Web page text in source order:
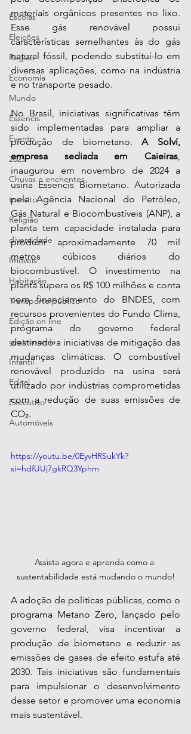
Escolas
Eleições
Região
Economia
Mundo
Essencis
Evento
2025
Chuvas e enchentes
transito
Religião
diversidade
Imóveis
Habitação
Transporte público
Edição on line
gastronomia
Infantil
Edital
Executivo
Automóveis
materiais orgânicos presentes no lixo.
Esse gás renovável possui
características semelhantes às do gás
natural fóssil, podendo substituí-lo em
diversas aplicações, como na indústria
e no transporte pesado.
No Brasil, iniciativas significativas têm
sido implementadas para ampliar a
produção de biometano. A Solví,
empresa sediada em Caieiras,
inaugurou em novembro de 2024 a
usina Essencis Biometano. Autorizada
pela Agência Nacional do Petróleo,
Gás Natural e Biocombustíveis (ANP), a
planta tem capacidade instalada para
produzir aproximadamente 70 mil
metros cúbicos diários do
biocombustível. O investimento na
planta supera os R$ 100 milhões e conta
com financiamento do BNDES, com
recursos provenientes do Fundo Clima,
programa do governo federal
destinado a iniciativas de mitigação das
mudanças climáticas. O combustível
renovável produzido na usina será
utilizado por indústrias comprometidas
com a redução de suas emissões de
CO₂.
https://youtu.be/0EyvHRSukYk?
si=hdfUUj7gkRQ3Yphm
Assista agora e aprenda como a
sustentabilidade está mudando o mundo!
A adoção de políticas públicas, como o
programa Metano Zero, lançado pelo
governo federal, visa incentivar a
produção de biometano e reduzir as
emissões de gases de efeito estufa até
2030. Tais iniciativas são fundamentais
para impulsionar o desenvolvimento
desse setor e promover uma economia
mais sustentável.